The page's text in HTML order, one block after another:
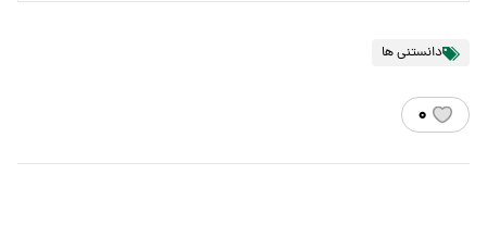
دانستنی ها
۰